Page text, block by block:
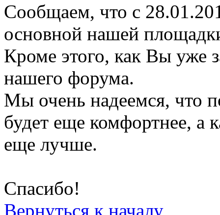
Сообщаем, что с
основной нашей
Кроме этого, как Вы уже
нашего форума.
Мы очень надеемся, что
будет еще комфортнее, а
еще лучше.
Спасибо!
Вернуться к началу